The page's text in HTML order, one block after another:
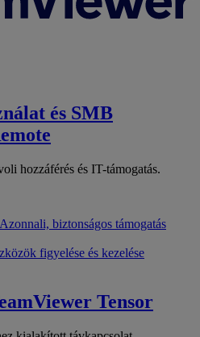
és SMB
hozzáférés és IT-támogatás.
Azonnali, biztonságos támogatás
figyelése és kezelése
Tensor